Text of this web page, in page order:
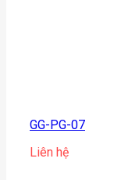
GG-PG-07
Liên hệ